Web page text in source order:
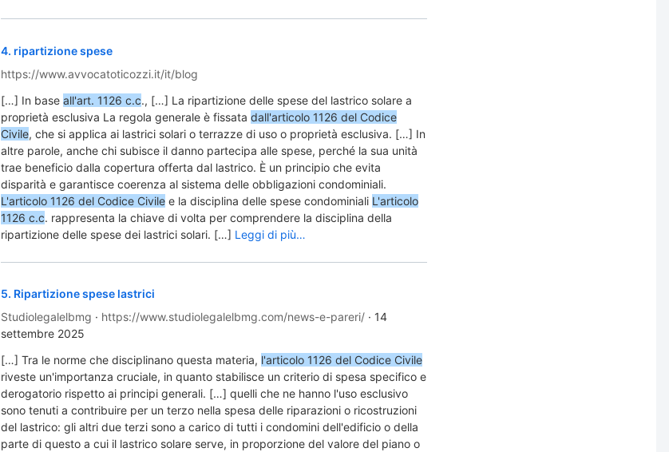
4. ripartizione spese
https://www.avvocatoticozzi.it/it/blog
[…] In baseall'art. 1126 c.c., […] La ripartizione delle spese del lastrico solare a
proprietà esclusiva La regola generale è fissatadall'articolo 1126 del Codice
Civile, che si applica ai lastrici solari o terrazze di uso o proprietà esclusiva. […] In
altre parole, anche chi subisce il danno partecipa alle spese, perché la sua unità
trae beneficio dalla copertura offerta dal lastrico. È un principio che evita
disparità e garantisce coerenza al sistema delle obbligazioni condominiali.
L'articolo 1126 del Codice Civile e la disciplina delle spese condominiali L'articolo
1126 c.c. rappresenta la chiave di volta per comprendere la disciplina della
ripartizione delle spese dei lastrici solari. […] Leggi di più…
5. Ripartizione spese lastrici
Studiolegalelbmg · https://www.studiolegalelbmg.com/news-e-pareri/ · 14
settembre 2025
[…] Tra le norme che disciplinano questa materia, l'articolo 1126 del Codice Civile
riveste un'importanza cruciale, in quanto stabilisce un criterio di spesa specifico e
derogatorio rispetto ai principi generali. […] quelli che ne hanno l'uso esclusivo
sono tenuti a contribuire per un terzo nella spesa delle riparazioni o ricostruzioni
del lastrico: gli altri due terzi sono a carico di tutti i condomini dell'edificio o della
parte di questo a cui il lastrico solare serve, in proporzione del valore del piano o